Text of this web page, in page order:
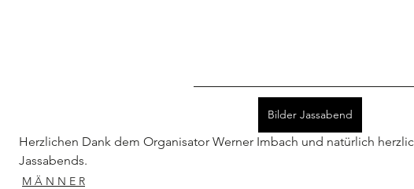
Bilder Jassabend
Herzlichen Dank dem Organisator Werner Imbach und natürlich
Jassabends.
M Ä N N E R